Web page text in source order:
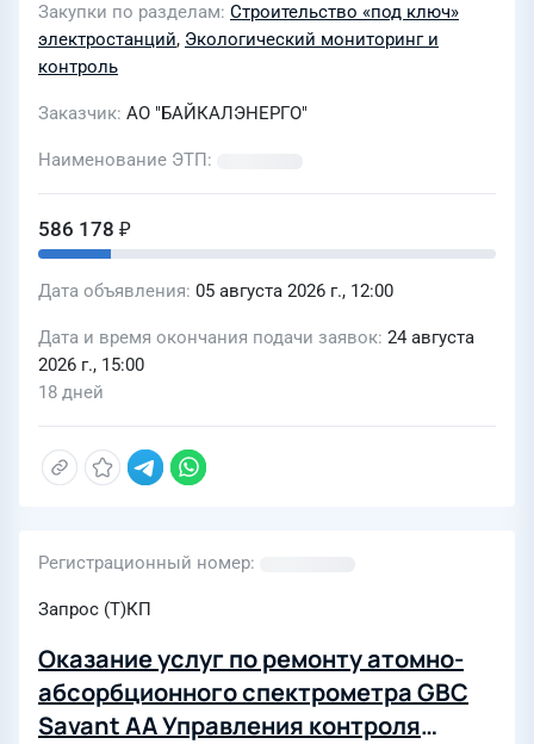
р.п. Майна ОП «СТС» АО
«Байкалэнерго»
Закупки по разделам Строительство «под ключ»
электростанций, Экологический мониторинг и
контроль
Заказчик АО "БАЙКАЛЭНЕРГО"
Наименование ЭТП
586 178 ₽
Дата объявления 05 августа 2026 г., 12:00
Дата и время окончания подачи заявок 24 августа
2026 г., 15:00
18 дней
Регистрационный номер
Запрос (Т)КП
Оказание услуг по ремонту атомно-
абсорбционного спектрометра GBC
Savant АА Управления контроля